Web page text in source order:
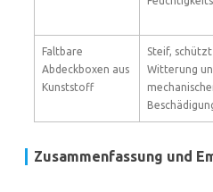
Faltbare
Abdeckboxen aus
Kunststoff
Steif,
Witterung
Zusammenfassung und